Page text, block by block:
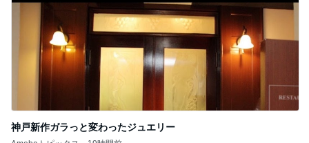
クタクタで帰りに寄ったほっともっと
Amebaトピックス 2日前
入らざるを得なかった店の店構え
Amebaトピックス